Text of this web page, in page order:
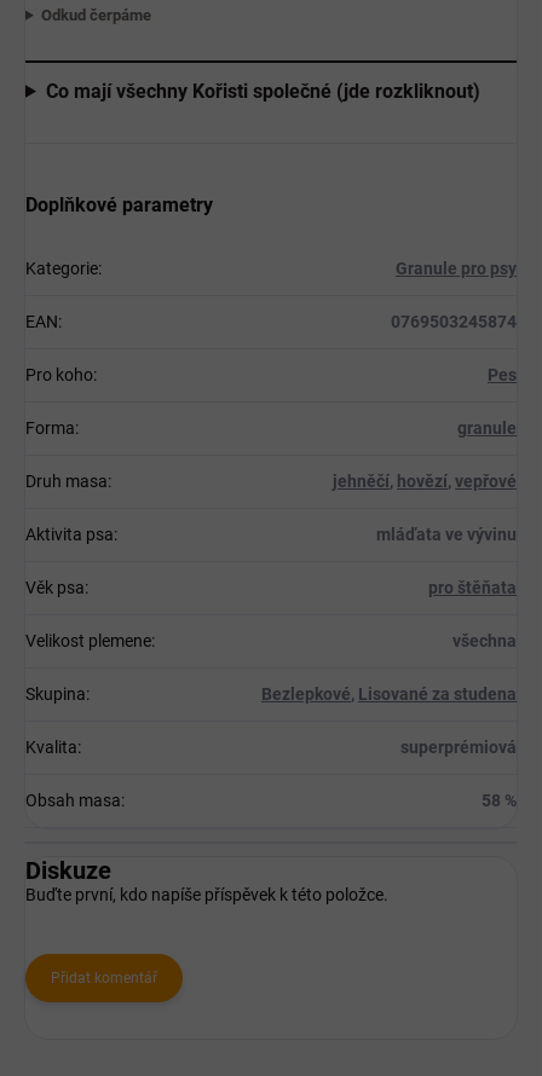
Odkud čerpáme
Co mají všechny Kořisti společné (jde rozkliknout)
Doplňkové parametry
Kategorie: Granule pro psy
EAN: 0769503245874
Pro koho: Pes
Forma: granule
Druh masa: jehněčí, hovězí, vepřové
Aktivita psa: mláďata ve vývinu
Věk psa: pro štěňata
Velikost plemene: všechna
Skupina: Bezlepkové, Lisované za studena
Kvalita: superprémiová
Obsah masa: 58 %
Diskuze
Buďte první, kdo napíše příspěvek k této položce.
Přidat komentář